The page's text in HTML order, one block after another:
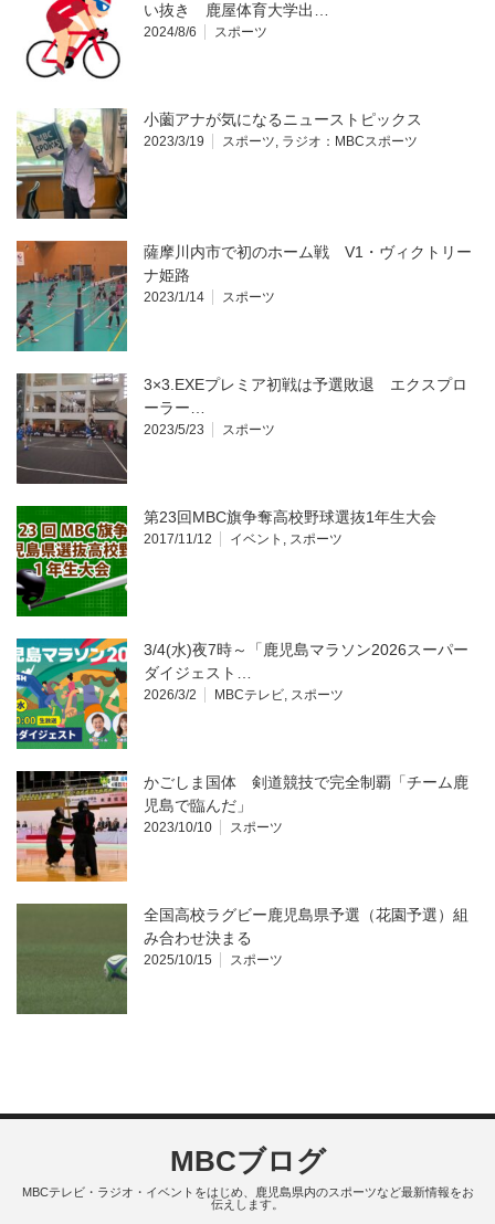
い抜き 鹿屋体育大学出…
2024/8/6 スポーツ
小薗アナが気になるニューストピックス
2023/3/19 スポーツ, ラジオ：MBCスポーツ
薩摩川内市で初のホーム戦 V1・ヴィクトリー
ナ姫路
2023/1/14 スポーツ
3×3.EXEプレミア初戦は予選敗退 エクスプロ
ーラー…
2023/5/23 スポーツ
第23回MBC旗争奪高校野球選抜1年生大会
2017/11/12 イベント , スポーツ
3/4(水)夜7時～「鹿児島マラソン2026スーパー
ダイジェスト…
2026/3/2 MBCテレビ, スポーツ
かごしま国体 剣道競技で完全制覇「チーム鹿
児島で臨んだ」
2023/10/10 スポーツ
全国高校ラグビー鹿児島県予選（花園予選）組
み合わせ決まる
2025/10/15 スポーツ
MBCブログ
MBCテレビ・ラジオ・イベントをはじめ、鹿児島県内のスポーツなど最新情報をお
伝えします。